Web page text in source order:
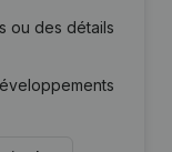
ou des détails